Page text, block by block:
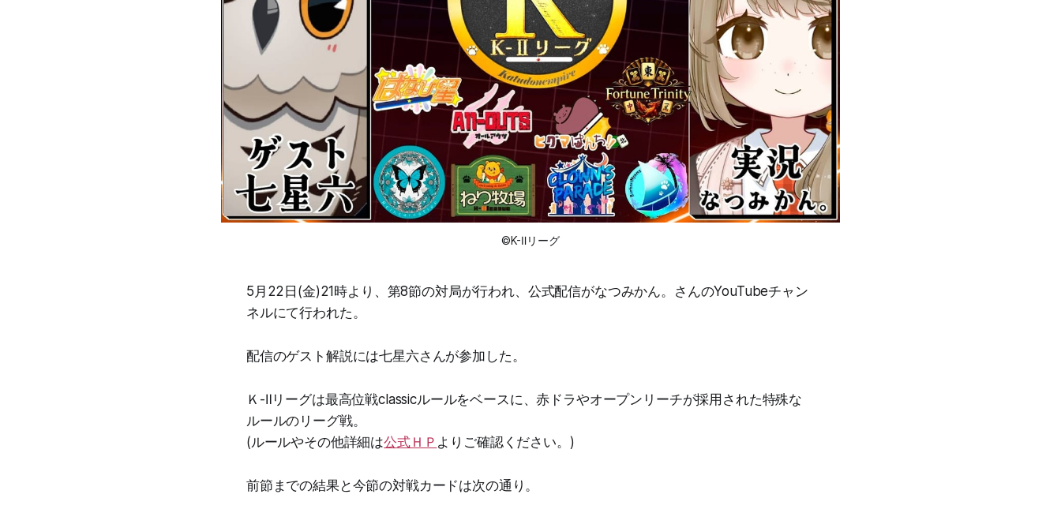
©K-Ⅱリーグ
5月22日(金)21時より、第8節の対局が行われ、公式配信がなつみかん。さんのYouTubeチャン
ネルにて行われた。
配信のゲスト解説には七星六さんが参加した。
Ｋ-Ⅱリーグは最高位戦classicルールをベースに、赤ドラやオープンリーチが採用された特殊な
ルールのリーグ戦。
(ルールやその他詳細は公式ＨＰ よりご確認ください。)
前節までの結果と今節の対戦カードは次の通り。